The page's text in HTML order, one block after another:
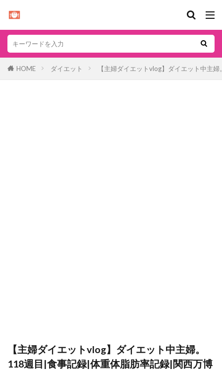
HOME ダイエット 【主婦ダイエットvlog】ダイエット中主
【主婦ダイエットvlog】ダイエット中主婦。
118週目|食事記録|体重体脂肪率記録|関西万博